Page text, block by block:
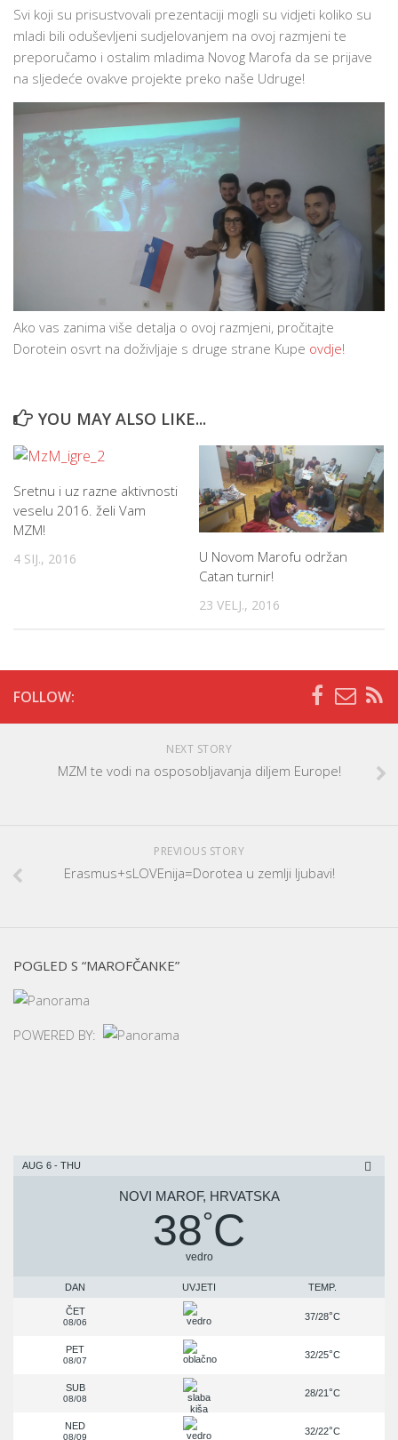
Svi koji su prisustvovali prezentaciji mogli su vidjeti koliko su
mladi bili oduševljeni sudjelovanjem na ovoj razmjeni te
preporučamo i ostalim mladima Novog Marofa da se prijave
na sljedeće ovakve projekte preko naše Udruge!
Ako vas zanima više detalja o ovoj razmjeni, pročitajte
Dorotein osvrt na doživljaje s druge strane Kupe ovdje!
YOU MAY ALSO LIKE...
Sretnu i uz razne aktivnosti
veselu 2016. želi Vam
MZM!
4 SIJ., 2016
U Novom Marofu održan
Catan turnir!
23 VELJ., 2016
FOLLOW:
NEXT STORY
MZM te vodi na osposobljavanja diljem Europe!
PREVIOUS STORY
Erasmus+sLOVEnija=Dorotea u zemlji ljubavi!
POGLED S “MAROFČANKE”
POWERED BY:
AUG 6 - THU
NOVI MAROF, HRVATSKA
38°C
vedro
DAN UVJETI TEMP.
ČET
08/06
37/28°C
PET
08/07
32/25°C
SUB
08/08
28/21°C
NED
08/09
32/22°C